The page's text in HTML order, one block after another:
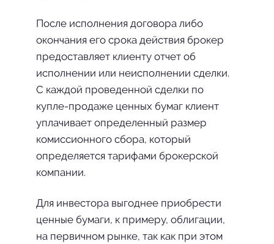
После исполнения договора либо
окончания его срока действия брокер
предоставляет клиенту отчет об
исполнении или неисполнении сделки.
С каждой проведенной сделки по
купле-продаже ценных бумаг клиент
уплачивает определенный размер
комиссионного сбора, который
определяется тарифами брокерской
компании.
Для инвестора выгоднее приобрести
ценные бумаги, к примеру, облигации,
на первичном рынке, так как при этом